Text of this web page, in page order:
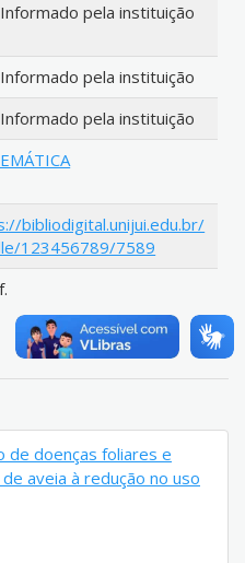
pela instituição
pela instituição
pela instituição
bibliodigital.unijui.edu.br/
123456789/7589
de doenças foliares e
aveia à redução no uso